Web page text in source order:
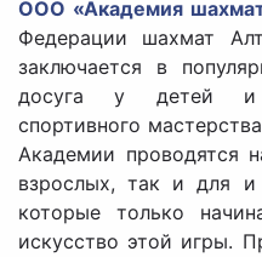
ООО «Академия
Федерации шахмат
заключается в
досуга у детей и
спортивного
Академии проводятся
взрослых, так и для
которые только
искусство этой игры.